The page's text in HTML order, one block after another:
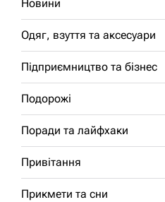
Новини
Одяг, взуття та аксесуари
Підприємництво та бізнес
Подорожі
Поради та лайфхаки
Привітання
Прикмети та сни